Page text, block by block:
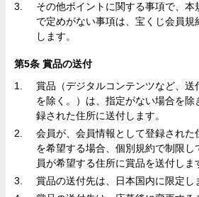
その他ポイントに関する事項で、本
で定めがない事項は、宝くじ会員規
します。
第5条 賞品の送付
賞品（デジタルコンテンツなど、送
を除く。）は、指定がない場合を除
録された住所に送付します。
会員が、会員情報として登録された
を希望する場合、個別規約で制限し
員が希望する住所に賞品を送付しま
賞品の送付先は、日本国内に限定し